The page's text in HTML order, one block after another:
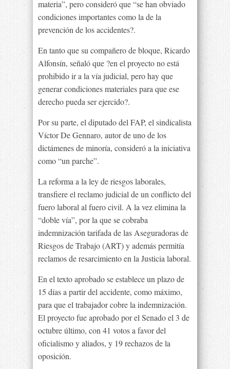
materia”, pero consideró que “se han obviado
condiciones importantes como la de la
prevención de los accidentes?.
En tanto que su compañero de bloque, Ricardo
Alfonsín, señaló que ?en el proyecto no está
prohibido ir a la vía judicial, pero hay que
generar condiciones materiales para que ese
derecho pueda ser ejercido?.
Por su parte, el diputado del FAP, el sindicalista
Víctor De Gennaro, autor de uno de los
dictámenes de minoría, consideró a la iniciativa
como “un parche”.
La reforma a la ley de riesgos laborales,
transfiere el reclamo judicial de un conflicto del
fuero laboral al fuero civil. A la vez elimina la
“doble vía”, por la que se cobraba
indemnización tarifada de las Aseguradoras de
Riesgos de Trabajo (ART) y además permitía
reclamos de resarcimiento en la Justicia laboral.
En el texto aprobado se establece un plazo de
15 días a partir del accidente, como máximo,
para que el trabajador cobre la indemnización.
El proyecto fue aprobado por el Senado el 3 de
octubre último, con 41 votos a favor del
oficialismo y aliados, y 19 rechazos de la
oposición.